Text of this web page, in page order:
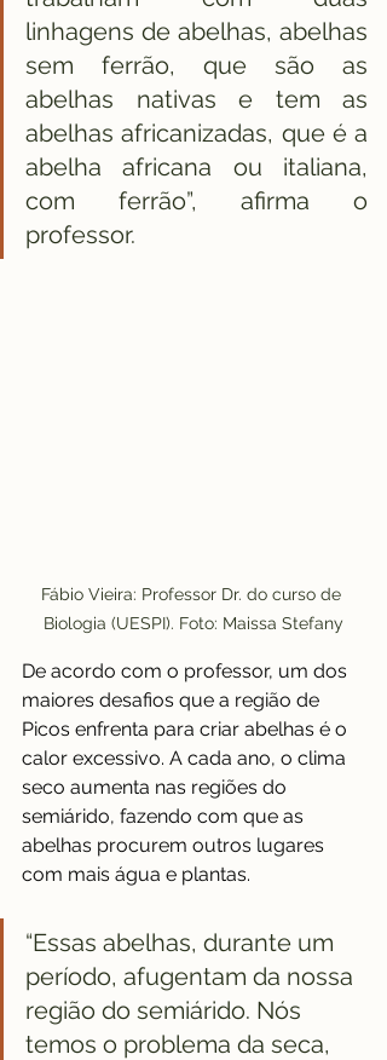
linhagens de abelhas, abelhas
sem ferrão, que são as
abelhas nativas e tem as
abelhas africanizadas, que é a
abelha africana ou italiana,
com ferrão”, afirma o
professor.
Biologia (UESPI). Foto: Maissa Stefany
De acordo com o professor, um dos
maiores desafios que a região de
Picos enfrenta para criar abelhas é o
calor excessivo. A cada ano, o clima
seco aumenta nas regiões do
semiárido, fazendo com que as
abelhas procurem outros lugares
com mais água e plantas.
“Essas abelhas, durante um
período, afugentam da nossa
região do semiárido. Nós
temos o problema da seca,